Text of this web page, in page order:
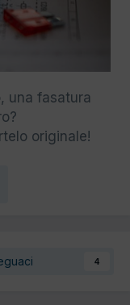
una fasatura
originale!
4